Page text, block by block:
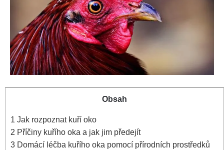
Obsah
1 Jak ⁣rozpoznat kuří oko
2 Příčiny ⁣kuřího oka a jak ‌jim ‌předejít
3 Domácí ⁤léčba kuřího ⁢oka pomocí přírodních prostředků